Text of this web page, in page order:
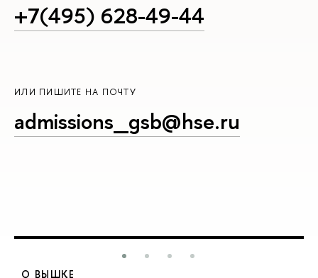
+7(495) 628-49-44
ИЛИ ПИШИТЕ НА ПОЧТУ
admissions_gsb@hse.ru
О ВЫШКЕ